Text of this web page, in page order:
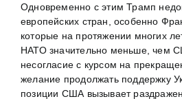
Одновременно с этим Трамп
европейских стран, особенно
которые на протяжении многих
НАТО значительно меньше, чем
несогласие с курсом на
желание продолжать поддержку
позиции США вызывает